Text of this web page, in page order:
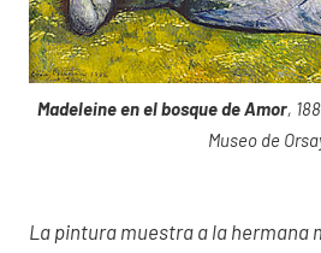
Madeleine en el bosque de Amor,
Museo de
La pintura muestra a la hermana